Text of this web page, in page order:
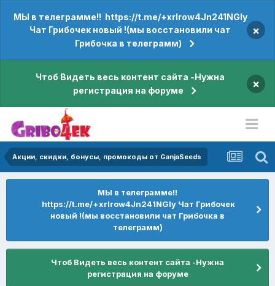
МЫ в телеграмме!! https://t.me/+xrIrow4Jn241NGIy
Чат Грибочек новый !(мы восстановили чат
Грибочка в телеграмм)
×
Чтоб Видеть весь контент сайта -Нужна
регистрация на форуме
×
Акции, скидки, бонусы, промокоды от GanjaSeeds
МЫ в телеграмме!!
https://t.me/+xrIrow4Jn241NGIy Чат Грибочек
новый !(мы восстановили чат Грибочка в
телеграмм)
Чтоб Видеть весь контент сайта -Нужна
регистрация на форуме